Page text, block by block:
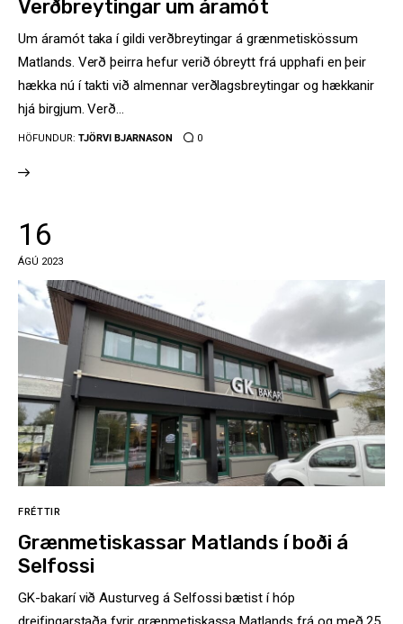
Verðbreytingar um áramót
Um áramót taka í gildi verðbreytingar á grænmetiskössum
Matlands. Verð þeirra hefur verið óbreytt frá upphafi en þeir
hækka nú í takti við almennar verðlagsbreytingar og hækkanir
hjá birgjum. Verð…
HÖFUNDUR: TJÖRVI BJARNASON 0
16
ÁGÚ 2023
FRÉTTIR
Grænmetiskassar Matlands í boði á
Selfossi
GK-bakarí við Austurveg á Selfossi bætist í hóp